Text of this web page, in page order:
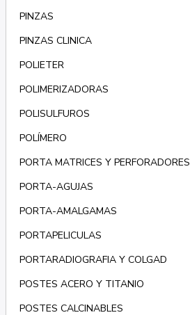
PINZAS
PINZAS CLINICA
POLIETER
POLIMERIZADORAS
POLISULFUROS
POLÍMERO
PORTA MATRICES Y PERFORADORES
PORTA-AGUJAS
PORTA-AMALGAMAS
PORTAPELICULAS
PORTARADIOGRAFIA Y COLGAD
POSTES ACERO Y TITANIO
POSTES CALCINABLES